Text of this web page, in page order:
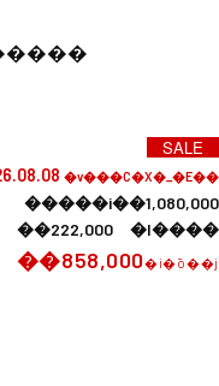
SALE
�v���C�X�_�E��
�����i��1,080,000
��222,000 �l����
��858,000�i�ō��j